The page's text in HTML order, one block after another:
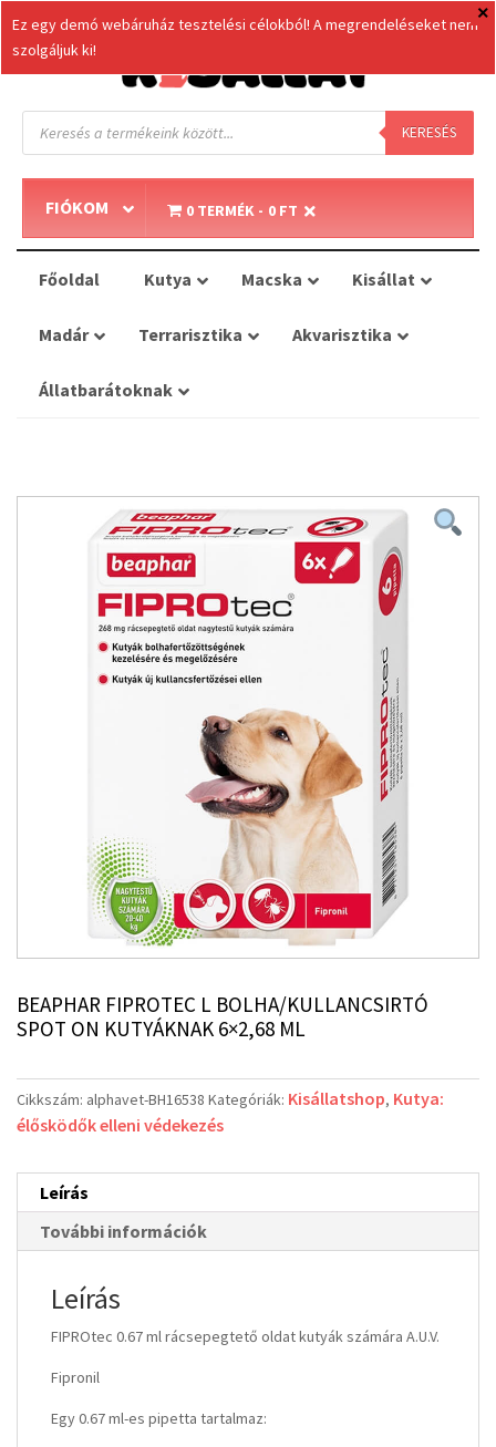
Products
search KERESÉS
FIÓKOM 0 TERMÉK 0 FT
Főoldal Kutya Macska Kisállat
Madár Terrarisztika Akvarisztika
Állatbarátoknak
BEAPHAR FIPROTEC L BOLHA/KULLANCSIRTÓ
SPOT ON KUTYÁKNAK 6×2,68 ML
Cikkszám: alphavet-BH16538 Kategóriák: Kisállatshop, Kutya:
élősködők elleni védekezés
Leírás
További információk
Leírás
FIPROtec 0.67 ml rácsepegtető oldat kutyák számára A.U.V.
Fipronil
Egy 0.67 ml-es pipetta tartalmaz:
Ez egy demó webáruház tesztelési célokból! A megrendeléseket nem
szolgáljuk ki!